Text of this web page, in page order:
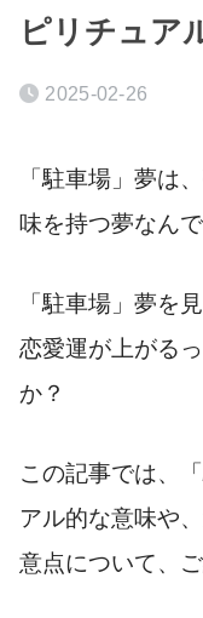
ピリチュア
2025-02-26
「駐車場」夢は
味を持つ夢なんで
「駐車場」夢を
恋愛運が上がる
か？
この記事では、
アル的な意味や
意点について、ご